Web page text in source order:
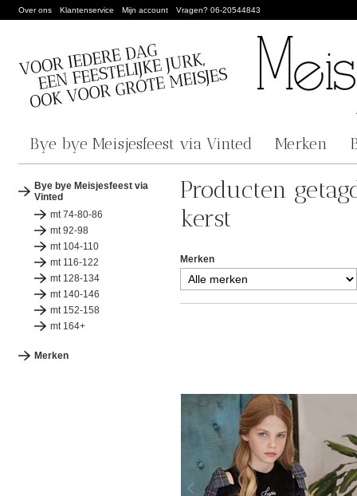
Over ons Klantenservice Mijn account Vragen? 06-20544843
Bye bye Meisjesfeest via Vinted Merken
Bye bye Meisjesfeest via
Vinted
mt 74-80-86
mt 92-98
mt 104-110
mt 116-122
mt 128-134
mt 140-146
mt 152-158
mt 164+
Merken
Producten
kerst
Merken